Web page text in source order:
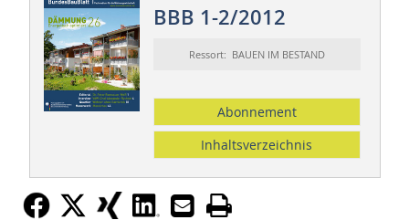
BBB 1-2/2012
Ressort: BAUEN IM BESTAND
Abonnement
Inhaltsverzeichnis